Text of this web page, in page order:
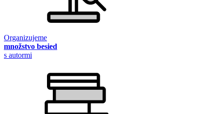
Organizujeme
množstvo besied
s autormi